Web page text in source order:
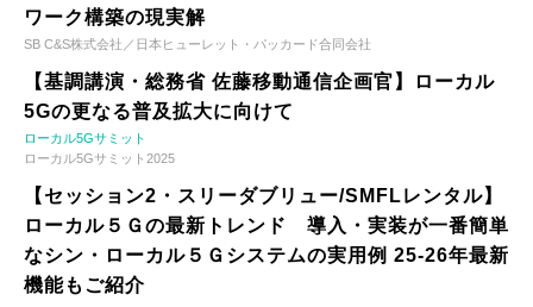
ワーク構築の現実解
SB C&S株式会社／日本ヒューレット・パッカード合同会社
【基調講演・総務省 佐藤移動通信企画官】ローカル
5Gの更なる普及拡大に向けて
ローカル5Gサミット
ローカル5Gサミット2025
【セッション2・スリーダブリュー/SMFLレンタル】
ローカル５Ｇの最新トレンド 導入・実装が一番簡単
なシン・ローカル５Ｇシステムの実用例 25-26年最新
機能もご紹介